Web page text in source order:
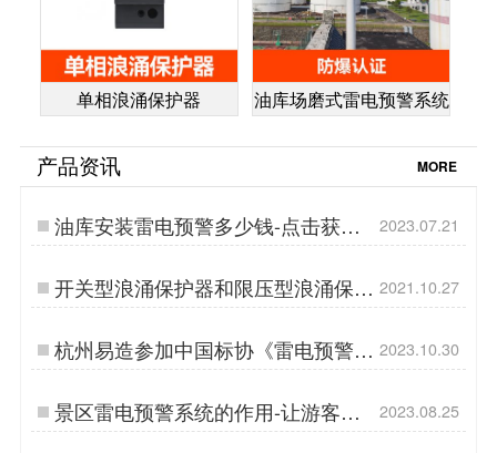
单相浪涌保护器 油库场磨式雷电预警系统
产品资讯 MORE
油库安装雷电预警多少钱-点击获取
最新价格清单-易造防雷…
2023.07.21
开关型浪涌保护器和限压型浪涌保护
器的区别—看完这篇终于明白了【易
造防雷】…
2021.10.27
杭州易造参加中国标协《雷电预警系
统信息采集传输技术规范》标准制定
启动会…
2023.10.30
景区雷电预警系统的作用-让游客远
离雷电风险-易造防雷…
2023.08.25